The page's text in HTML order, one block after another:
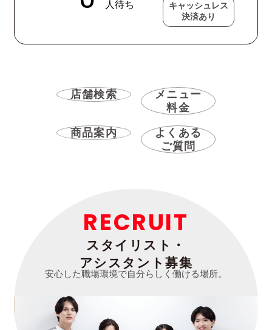
キャッシュレス
決済あり
店舗検索
メニュー
料金
商品案内
よくある
ご質問
RECRUIT
スタイリスト・
アシスタント募集
安心した職場環境で自分らしく働ける場所。